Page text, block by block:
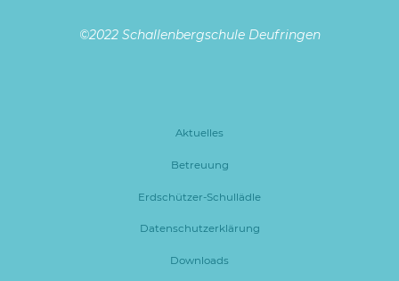
©2022 Schallenbergschule Deufringen
Aktuelles
Betreuung
Erdschützer-Schullädle
Datenschutzerklärung
Downloads